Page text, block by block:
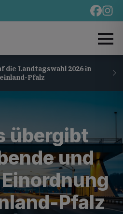
Landtagswahl 2026 in
Pfalz
übergibt
und
Pfalz